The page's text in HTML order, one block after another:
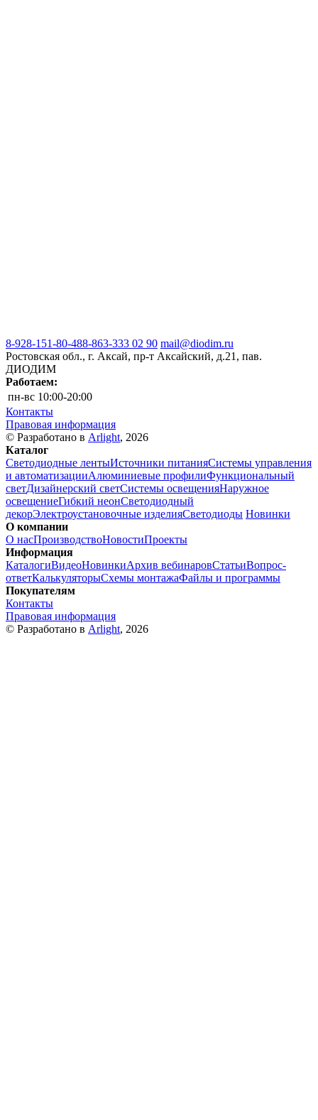
8-928-151-80-488-863-333 02 90 mail@diodim.ru
Ростовская обл., г. Аксай, пр-т Аксайский, д.21, пав.
ДИОДИМ
Работаем:
пн-вс 10:00-20:00
Контакты
Правовая информация
© Разработано в Arlight, 2026
Каталог
Светодиодные лентыИсточники питанияСистемы управления
и автоматизацииАлюминиевые профилиФункциональный
светДизайнерский светСистемы освещенияНаружное
освещениеГибкий неонСветодиодный
декорЭлектроустановочные изделияСветодиоды Новинки
О компании
О насПроизводствоНовостиПроекты
Информация
КаталогиВидеоНовинкиАрхив вебинаровСтатьиВопрос-
ответКалькуляторыСхемы монтажаФайлы и программы
Покупателям
Контакты
Правовая информация
© Разработано в Arlight, 2026